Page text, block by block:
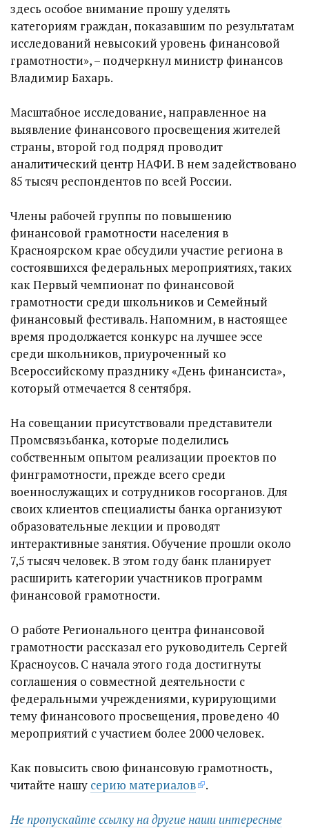
здесь особое внимание прошу уделять
категориям граждан, показавшим по результатам
исследований невысокий уровень финансовой
грамотности», – подчеркнул министр финансов
Владимир Бахарь.
Масштабное исследование, направленное на
выявление финансового просвещения жителей
страны, второй год подряд проводит
аналитический центр НАФИ. В нем задействовано
85 тысяч респондентов по всей России.
Члены рабочей группы по повышению
финансовой грамотности населения в
Красноярском крае обсудили участие региона в
состоявшихся федеральных мероприятиях, таких
как Первый чемпионат по финансовой
грамотности среди школьников и Семейный
финансовый фестиваль. Напомним, в настоящее
время продолжается конкурс на лучшее эссе
среди школьников, приуроченный ко
Всероссийскому празднику «День финансиста»,
который отмечается 8 сентября.
На совещании присутствовали представители
Промсвязьбанка, которые поделились
собственным опытом реализации проектов по
финграмотности, прежде всего среди
военнослужащих и сотрудников госорганов. Для
своих клиентов специалисты банка организуют
образовательные лекции и проводят
интерактивные занятия. Обучение прошли около
7,5 тысяч человек. В этом году банк планирует
расширить категории участников программ
финансовой грамотности.
О работе Регионального центра финансовой
грамотности рассказал его руководитель Сергей
Красноусов. С начала этого года достигнуты
соглашения о совместной деятельности с
федеральными учреждениями, курирующими
тему финансового просвещения, проведено 40
мероприятий с участием более 2000 человек.
Как повысить свою финансовую грамотность,
читайте нашу серию материалов .
Не пропускайте ссылку на другие наши интересные